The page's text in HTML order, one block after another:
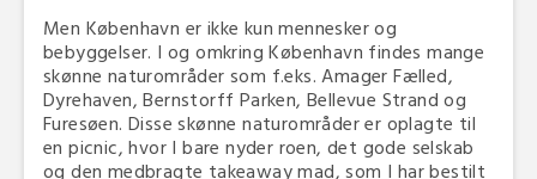
Men København er ikke kun mennesker og
bebyggelser. I og omkring København findes mange
skønne naturområder som f.eks. Amager Fælled,
Dyrehaven, Bernstorff Parken, Bellevue Strand og
Furesøen. Disse skønne naturområder er oplagte til
en picnic, hvor I bare nyder roen, det gode selskab
og den medbragte takeaway mad, som I har bestilt